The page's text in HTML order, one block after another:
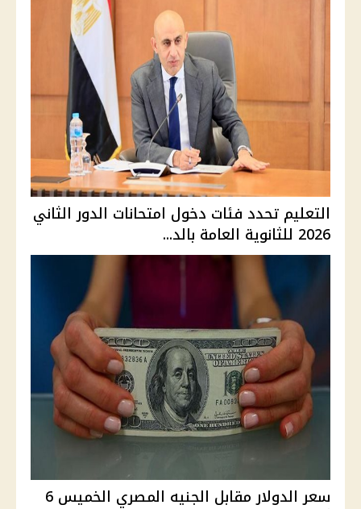
التعليم تحدد فئات دخول امتحانات الدور الثاني
2026 للثانوية العامة بالد...
سعر الدولار مقابل الجنيه المصري الخميس 6